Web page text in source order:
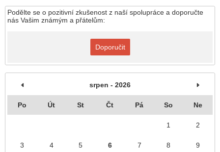
Podělte se o pozitivní zkušenost z naší spolupráce a doporučte
nás Vašim známým a přátelům:
Doporučit
srpen - 2026
Po Út St Čt Pá So Ne
1 2
3 4 5 6 7 8 9